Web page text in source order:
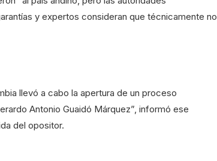
y expertos consideran que técnicamente no
llevó a cabo la apertura de un proceso
Antonio Guaidó Márquez”, informó ese
del opositor.